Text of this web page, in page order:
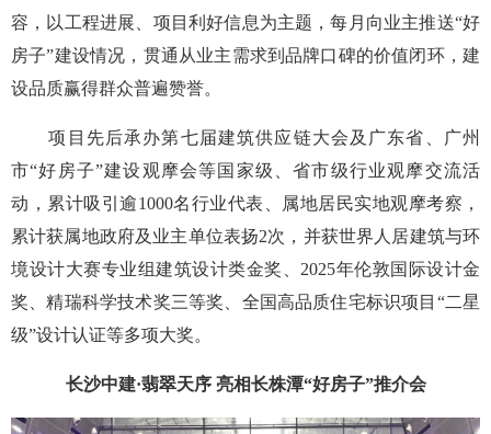
容，以工程进展、项目利好信息为主题，每月向业主推送“好
房子”建设情况，贯通从业主需求到品牌口碑的价值闭环，建
设品质赢得群众普遍赞誉。
项目先后承办第七届建筑供应链大会及广东省、广州
市“好房子”建设观摩会等国家级、省市级行业观摩交流活
动，累计吸引逾1000名行业代表、属地居民实地观摩考察，
累计获属地政府及业主单位表扬2次，并获世界人居建筑与环
境设计大赛专业组建筑设计类金奖、2025年伦敦国际设计金
奖、精瑞科学技术奖三等奖、全国高品质住宅标识项目“二星
级”设计认证等多项大奖。
长沙中建·翡翠天序 亮相长株潭“好房子”推介会